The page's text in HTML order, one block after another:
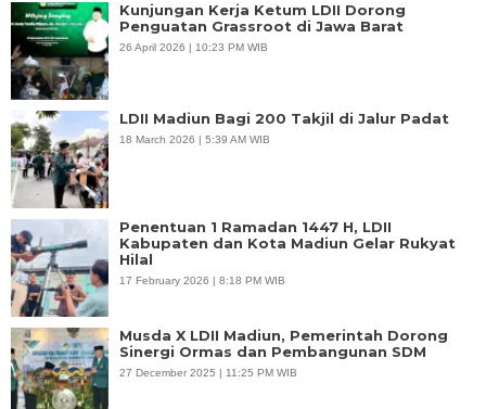
Kunjungan Kerja Ketum LDII Dorong
Penguatan Grassroot di Jawa Barat
26 April 2026 | 10:23 PM WIB
LDII Madiun Bagi 200 Takjil di Jalur Padat
18 March 2026 | 5:39 AM WIB
Penentuan 1 Ramadan 1447 H, LDII
Kabupaten dan Kota Madiun Gelar Rukyat
Hilal
17 February 2026 | 8:18 PM WIB
Musda X LDII Madiun, Pemerintah Dorong
Sinergi Ormas dan Pembangunan SDM
27 December 2025 | 11:25 PM WIB